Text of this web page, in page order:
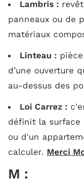
Lambris :
panneaux ou de
matériaux
Linteau :
d’une ouverture
au-dessus des
Loi Carrez :
définit la surface
ou d'un
calculer. Merci
M :